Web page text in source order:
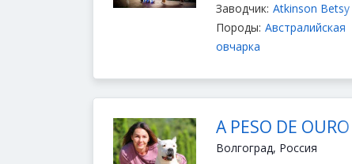
Заводчик: Atkinson Betsy
Породы: Австралийская
овчарка
A PESO DE OURO
Волгоград, Россия